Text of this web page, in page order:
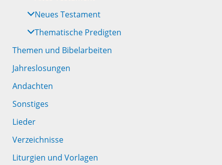
Neues Testament
Thematische Predigten
Themen und Bibelarbeiten
Jahreslosungen
Andachten
Sonstiges
Lieder
Verzeichnisse
Liturgien und Vorlagen